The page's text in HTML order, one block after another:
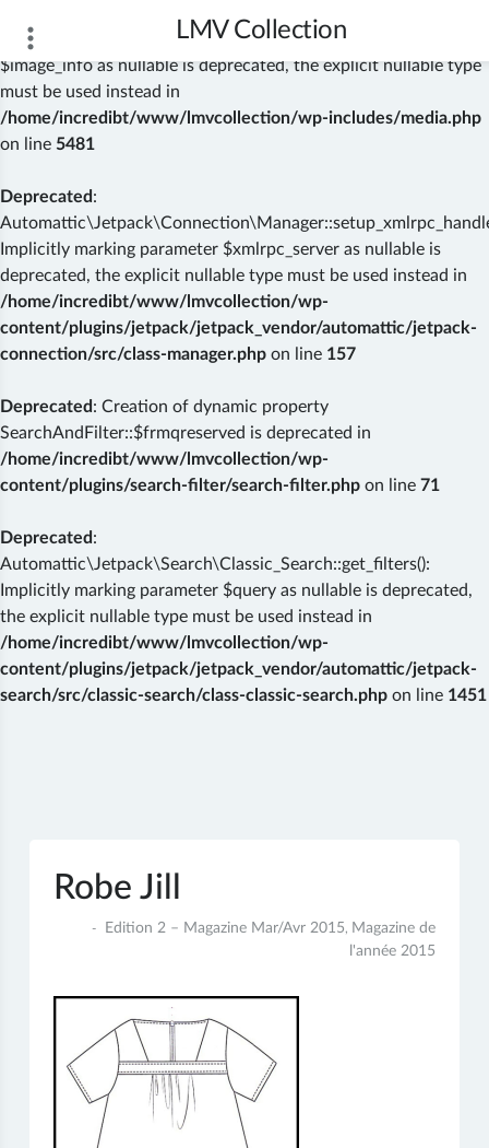
Deprecated
: wp_getimagesize(): Implicitly marking parameter
$image_info as nullable is deprecated, the explicit nullable type
must be used instead in
/home/incredibt/www/lmvcollection/wp-includes/media.php
on line 5481
Deprecated :
Implicitly marking parameter $xmlrpc_server as nullable is
deprecated, the explicit nullable type must be used instead in
/home/incredibt/www/lmvcollection/wp-
content/plugins/jetpack/jetpack_vendor/automattic/jetpack-
connection/src/class-manager.php on line 157
Deprecated : Creation of dynamic property
SearchAndFilter::$frmqreserved is deprecated in
/home/incredibt/www/lmvcollection/wp-
content/plugins/search-filter/search-filter.php on line 71
Deprecated :
Automattic\Jetpack\Search\Classic_Search::get_filters():
Implicitly marking parameter $query as nullable is deprecated,
the explicit nullable type must be used instead in
/home/incredibt/www/lmvcollection/wp-
content/plugins/jetpack/jetpack_vendor/automattic/jetpack-
search/src/classic-search/class-classic-search.php on line 1451
LMV Collection
Robe Jill
Edition 2 – Magazine Mar/Avr 2015, Magazine de
l'année 2015